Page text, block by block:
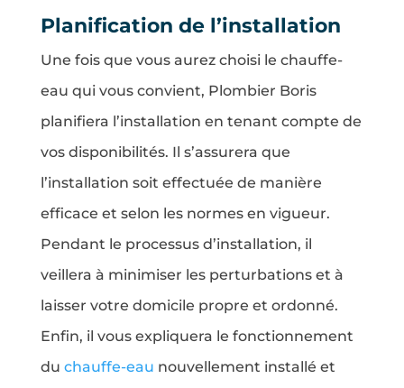
Planification de l’installation
Une fois que vous aurez choisi le chauffe-
eau qui vous convient, Plombier Boris
planifiera l’installation en tenant compte de
vos disponibilités. Il s’assurera que
l’installation soit effectuée de manière
efficace et selon les normes en vigueur.
Pendant le processus d’installation, il
veillera à minimiser les perturbations et à
laisser votre domicile propre et ordonné.
Enfin, il vous expliquera le fonctionnement
du chauffe-eau nouvellement installé et